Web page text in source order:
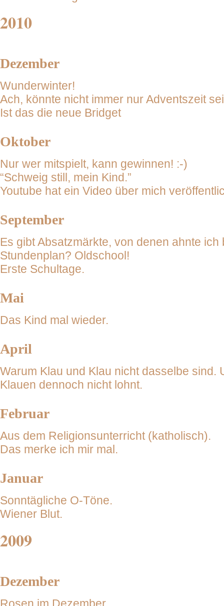
2010
Dezember
Wunderwinter!
Ach, könnte nicht immer nur Adventszeit
Ist das die neue Bridget
Oktober
Nur wer mitspielt, kann gewinnen! :-)
“Schweig still, mein Kind.”
Youtube hat ein Video über mich
September
Es gibt Absatzmärkte, von denen ahnte
Stundenplan? Oldschool!
Erste Schultage.
Mai
Das Kind mal wieder.
April
Warum Klau und Klau nicht dasselbe sind.
Klauen dennoch nicht lohnt.
Februar
Aus dem Religionsunterricht (katholisch).
Das merke ich mir mal.
Januar
Sonntägliche O-Töne.
Wiener Blut.
2009
Dezember